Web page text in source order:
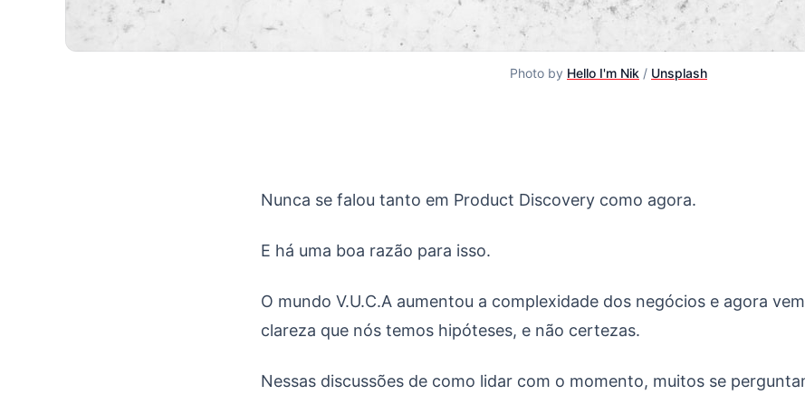
Photo by Hello I'm Nik / Unsplash
Product Discovery: O Que É, Quando não fazer e Como Fazer
Nunca se falou tanto em Product Discovery como agora.
E há uma boa razão para isso.
O mundo V.U.C.A aumentou a complexidade dos negócios e agora
clareza que nós temos hipóteses, e não certezas.
Nessas discussões de como lidar com o momento, muitos se